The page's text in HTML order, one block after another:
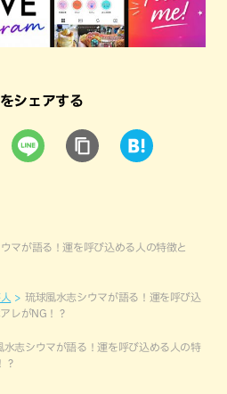
シェアする
マが語る！運を呼び込める人の特徴と
琉球風水志シウマが語る！運を呼び込
レがNG！？
水志シウマが語る！運を呼び込める人の特
？